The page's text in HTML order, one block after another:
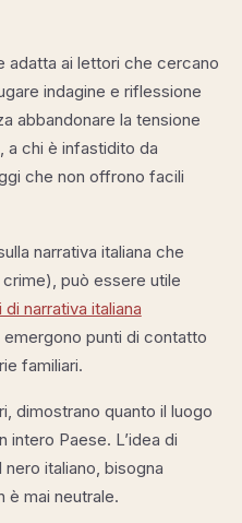
adatta ai lettori che cercano
indagine e riflessione
abbandonare la tensione
a chi è infastidito da
che non offrono facili
narrativa italiana che
può essere utile
narrativa italiana
emergono punti di contatto
familiari.
dimostrano quanto il luogo
Paese. L’idea di
italiano, bisogna
è mai neutrale.